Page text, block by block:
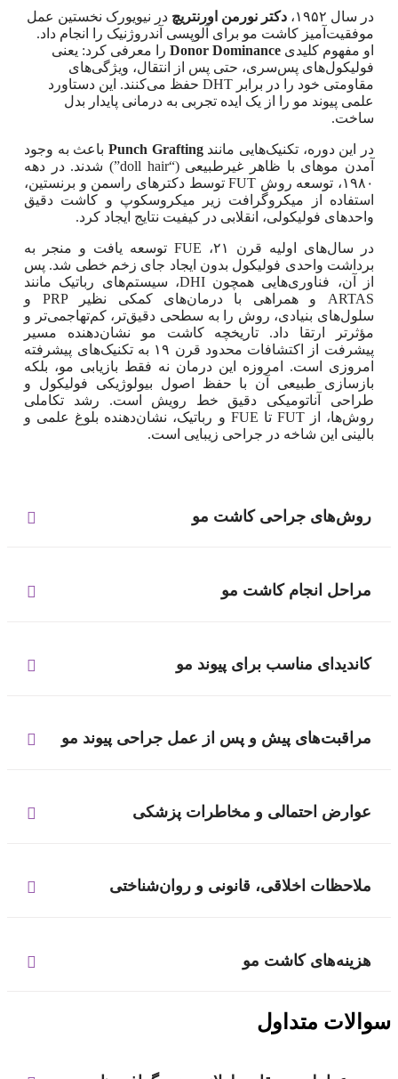
در سال ۱۹۵۲، دکتر نورمن اورنتریچ در نیویورک نخستین عمل
موفقیت‌آمیز کاشت مو برای آلوپسی آندروژنیک را انجام داد.
او مفهوم کلیدیDonor Dominance را معرفی کرد: یعنی
فولیکول‌های پس‌سری، حتی پس از انتقال، ویژگی‌های
مقاومتی خود را در برابر DHT حفظ می‌کنند. این دستاورد
علمی پیوند مو را از یک ایده تجربی به درمانی پایدار بدل
ساخت.
در این دوره، تکنیک‌هایی مانندPunch Graftingباعث به وجود
آمدن موهای با ظاهر غیرطبیعی (“doll hair”) شدند. در دهه
۱۹۸۰، توسعه روش FUT توسط دکترهای راسمن و برنستین،
استفاده از میکروگرافت زیر میکروسکوپ و کاشت دقیق
واحدهای فولیکولی، انقلابی در کیفیت نتایج ایجاد کرد.
در سال‌های اولیه قرن ۲۱، FUE توسعه یافت و منجر به
برداشت واحدی فولیکول بدون ایجاد جای زخم خطی شد. پس
از آن، فناوری‌هایی همچون DHI، سیستم‌های رباتیک مانند
ARTAS و همراهی با درمان‌های کمکی نظیر PRP و
سلول‌های بنیادی، روش را به سطحی دقیق‌تر، کم‌تهاجمی‌تر و
مؤثرتر ارتقا داد. تاریخچه کاشت مو نشان‌دهنده مسیر
پیشرفت از اکتشافات محدود قرن ۱۹ به تکنیک‌های پیشرفته
امروزی است. امروزه این درمان نه فقط بازیابی مو، بلکه
بازسازی طبیعی آن با حفظ اصول بیولوژیکی فولیکول و
طراحی آناتومیکی دقیق خط رویش است. رشد تکاملی
روش‌ها، از FUT تا FUE و رباتیک، نشان‌دهنده بلوغ علمی و
بالینی این شاخه در جراحی زیبایی است.
روش‌های جراحی کاشت مو
مراحل انجام کاشت مو
کاندیدای مناسب برای پیوند مو
مراقبت‌های پیش و پس از عمل جراحی پیوند مو
عوارض احتمالی و مخاطرات پزشکی
ملاحظات اخلاقی، قانونی و روان‌شناختی
هزینه‌های کاشت مو
سوالات متداول